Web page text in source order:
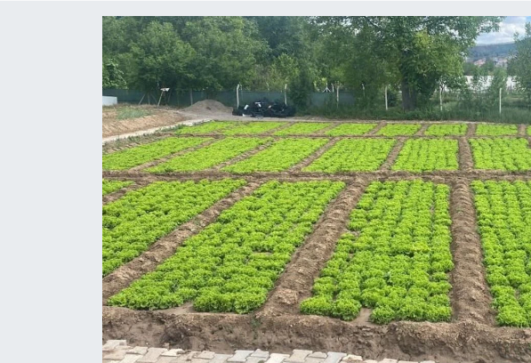
kimdir-nedir-nasil
KÜLTÜR SANAT
MAGAZİN
SAĞLIK
SİYASET
TEKNOLOJİ
VİZYONDAKİLER